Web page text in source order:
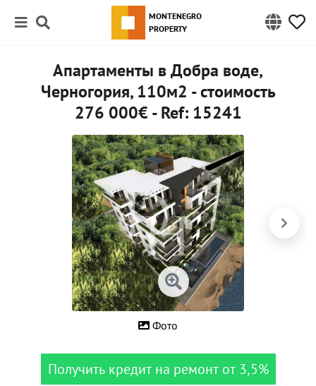
MONTENEGRO
PROPERTY
Апартаменты в Добра воде,
Черногория, 110м2 - стоимость
276 000€ - Ref: 15241
Фото
Получить кредит на ремонт от 3,5%